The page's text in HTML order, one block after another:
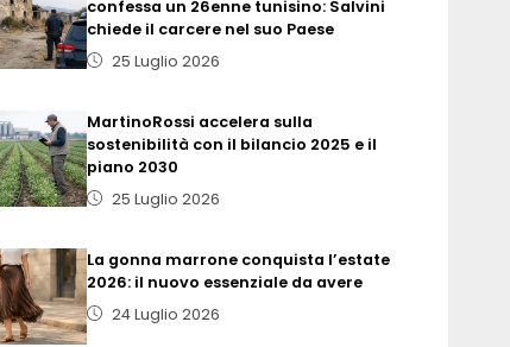
confessa un 26enne tunisino: Salvini
chiede il carcere nel suo Paese
25 Luglio 2026
MartinoRossi accelera sulla
sostenibilità con il bilancio 2025 e il
piano 2030
25 Luglio 2026
La gonna marrone conquista l’estate
2026: il nuovo essenziale da avere
24 Luglio 2026